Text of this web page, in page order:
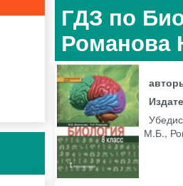
ГДЗ по
М.Б.,